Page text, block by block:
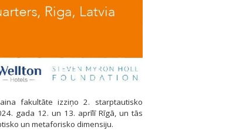
fakultāte izziņo 2. starptautisko
gada 12. un 13. aprīlī Rīgā, un tās
un metaforisko dimensiju.